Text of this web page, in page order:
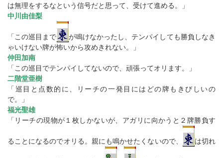
は無理をするなという信号だと思って、受けて進める。」
中川由佳梨
「この巡目まで
が鳴けなかったし、テンパイしても勝負しなき
ゃいけない牌が怖いから攻めきれない。」
仲田加南
「この巡目でテンパイしてないので、頑張ってオリます。」
二階堂亜樹
「巡目と点数的に、リーチの一発目にはどの牌もきびしいの
で。」
福光聖雄
「リーチの現物が１枚しかないが、アガリに向かうと２牌勝負す
ることになるのでオリる。親にも鳴かせたくないので、 は切れ